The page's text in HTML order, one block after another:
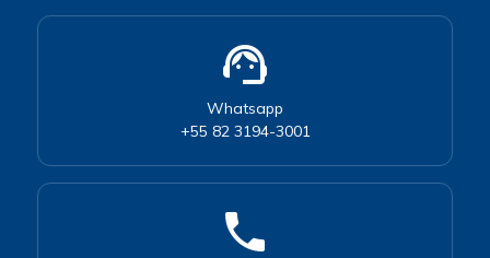
support_agent
Whatsapp
+55 82 3194-3001
phone